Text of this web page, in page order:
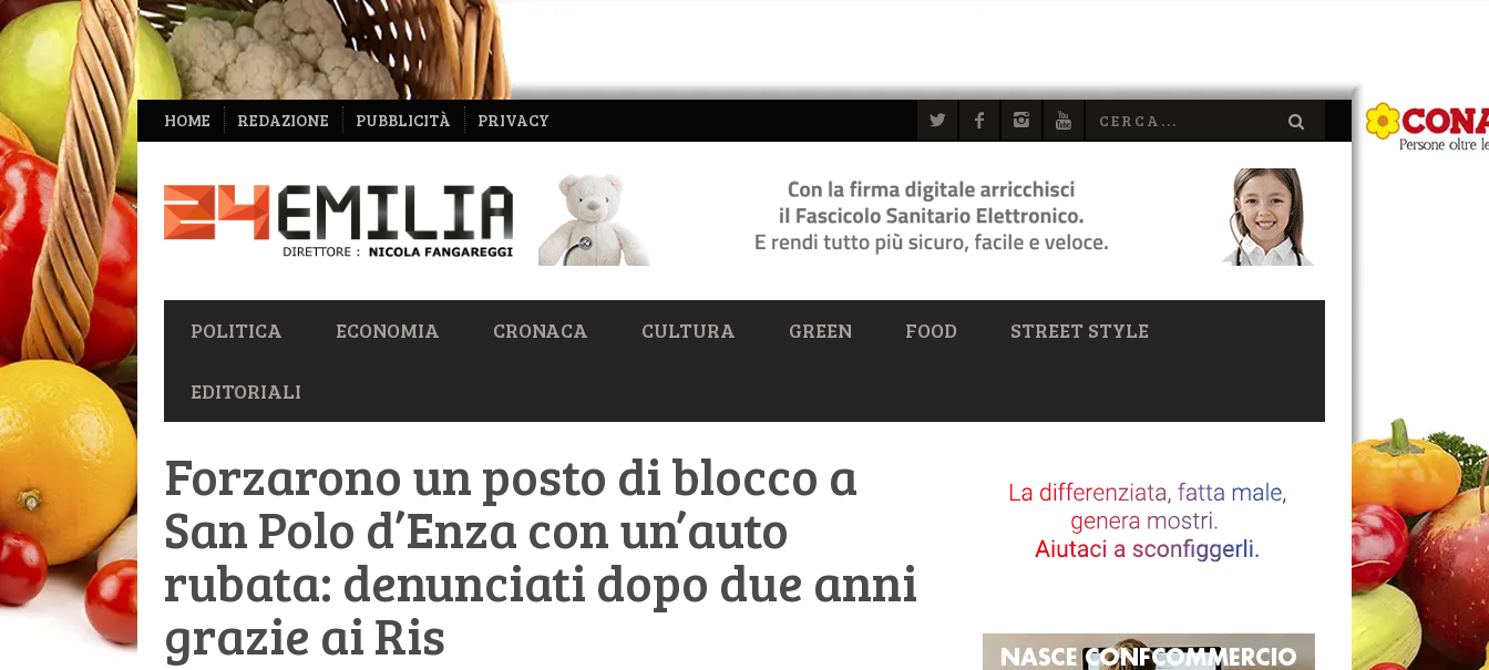
NAVIGAZIONE
SECONDARIA
HOME REDAZIONE PUBBLICITÀ PRIVACY
NAVIGAZIONE
PRIMARIA
POLITICA ECONOMIA CRONACA CULTURA GREEN FOOD STREET STYLE
EDITORIALI
Forzarono un posto di blocco a
San Polo d’Enza con un’auto
rubata: denunciati dopo due anni
grazie ai Ris